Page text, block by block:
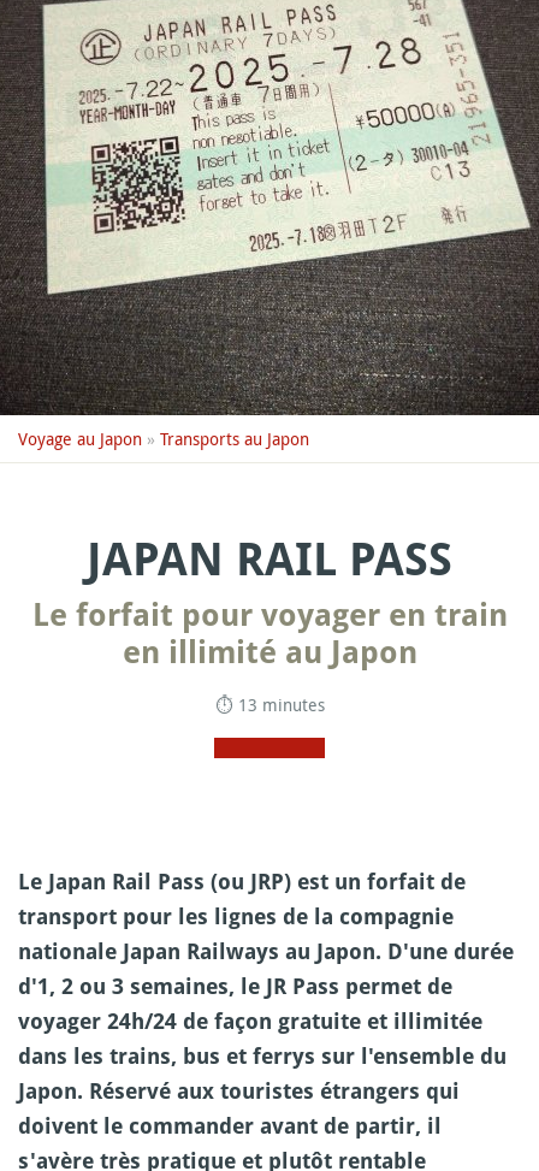
Voyage au Japon » Transports au Japon
JAPAN RAIL PASS
Le forfait pour voyager en train
en illimité au Japon
⏱ 13 minutes
Le Japan Rail Pass (ou JRP) est un forfait de
transport pour les lignes de la compagnie
nationale Japan Railways au Japon. D'une durée
d'1, 2 ou 3 semaines, le JR Pass permet de
voyager 24h/24 de façon gratuite et illimitée
dans les trains, bus et ferrys sur l'ensemble du
Japon. Réservé aux touristes étrangers qui
doivent le commander avant de partir, il
s'avère très pratique et plutôt rentable